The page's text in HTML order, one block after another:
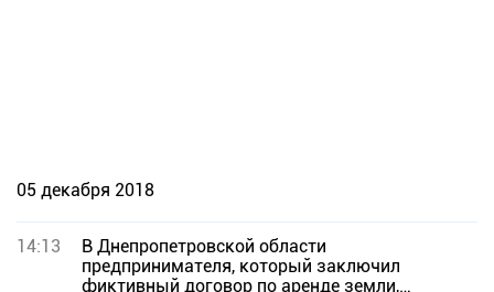
05 декабря 2018
14:13
В Днепропетровской области
предпринимателя, который заключил
фиктивный договор по аренде земли,